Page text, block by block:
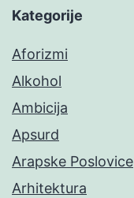
Kategorije
Aforizmi
Alkohol
Ambicija
Apsurd
Arapske Poslovice
Arhitektura